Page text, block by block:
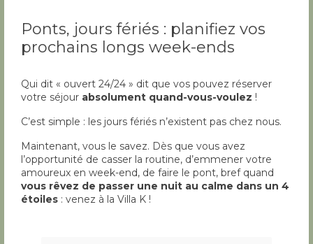
Ponts, jours fériés : planifiez vos
prochains longs week-ends
Qui dit « ouvert 24/24 » dit que vos pouvez réserver
votre séjour absolument quand-vous-voulez !
C’est simple : les jours fériés n’existent pas chez nous.
Maintenant, vous le savez. Dès que vous avez
l’opportunité de casser la routine, d’emmener votre
amoureux en week-end, de faire le pont, bref quand
vous rêvez de passer une nuit au calme dans un 4
étoiles : venez à la Villa K !